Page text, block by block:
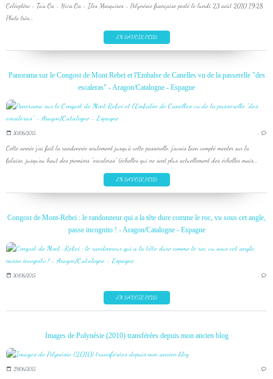
Coléoptère - Ta'a Oa - Hiva Oa - Iles Marquises - Polynésie française posté le lundi 23 août 2010 19:28
Photo très...
EN SAVOIR PLUS
Panorama sur le Congost de Mont Rebei et l'Embalse de Canelles vu de la passerelle "des
escaleras" - Aragon/Catalogne - Espagne
30/06/2015 …
Cette année j'ai fait la randonnée seulement jusqu'à cette passerelle, j'avais bien compté monter sur la
falaise, jusqu'au haut des premiers "escaleras" (échelles qui ne sont plus actuellement des échelles mais...
EN SAVOIR PLUS
Congost de Mont-Rebei : le randonneur qui a la tête dure comme le roc, vu sous cet angle,
passe incognito ! - Aragon/Catalogne - Espagne
30/06/2015 …
EN SAVOIR PLUS
Images de Polynésie (2010) transférées depuis mon ancien blog
29/06/2015 …